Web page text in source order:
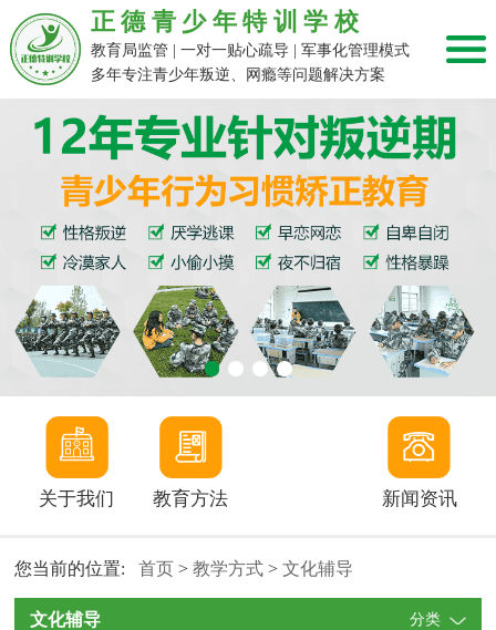
正德青少年特训学校
教育局监管 | 一对一贴心疏导 | 军事化管理模式
多年专注青少年叛逆、网瘾等问题解决方案
关于我们 教育方法 新闻资讯
您当前的位置:首页 >教学方式 >文化辅导
文化辅导 分类